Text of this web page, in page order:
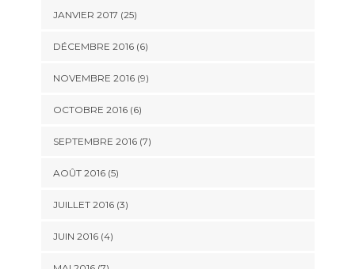
JANVIER 2017 (25)
DÉCEMBRE 2016 (6)
NOVEMBRE 2016 (9)
OCTOBRE 2016 (6)
SEPTEMBRE 2016 (7)
AOÛT 2016 (5)
JUILLET 2016 (3)
JUIN 2016 (4)